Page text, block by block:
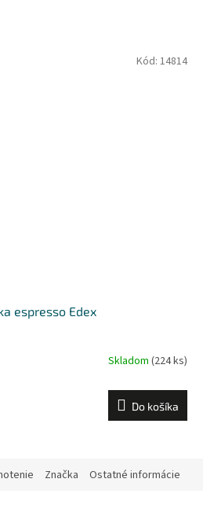
espresso Edex
Skladom (224 ks)
Do košíka
Kód: 14814
Značka Ostatné informácie